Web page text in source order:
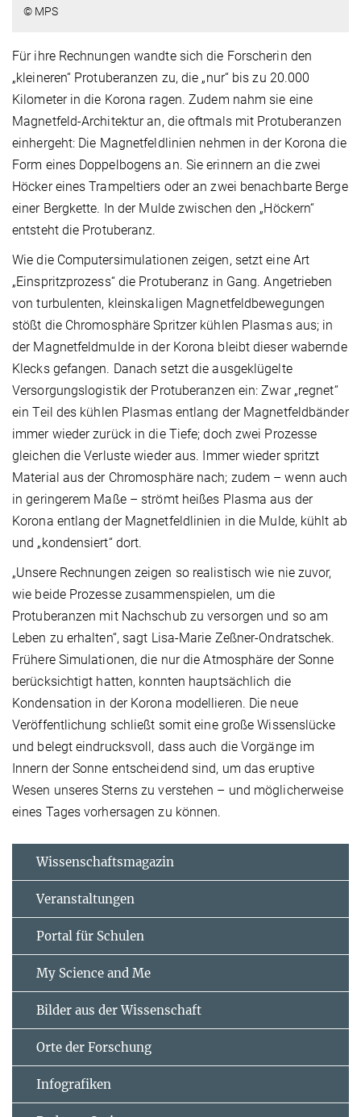
© MPS
Für ihre Rechnungen wandte sich die Forscherin den
„kleineren“ Protuberanzen zu, die „nur“ bis zu 20.000
Kilometer in die Korona ragen. Zudem nahm sie eine
Magnetfeld-Architektur an, die oftmals mit Protuberanzen
einhergeht: Die Magnetfeldlinien nehmen in der Korona die
Form eines Doppelbogens an. Sie erinnern an die zwei
Höcker eines Trampeltiers oder an zwei benachbarte Berge
einer Bergkette. In der Mulde zwischen den „Höckern“
entsteht die Protuberanz.
Wie die Computersimulationen zeigen, setzt eine Art
„Einspritzprozess“ die Protuberanz in Gang. Angetrieben
von turbulenten, kleinskaligen Magnetfeldbewegungen
stößt die Chromosphäre Spritzer kühlen Plasmas aus; in
der Magnetfeldmulde in der Korona bleibt dieser wabernde
Klecks gefangen. Danach setzt die ausgeklügelte
Versorgungslogistik der Protuberanzen ein: Zwar „regnet“
ein Teil des kühlen Plasmas entlang der Magnetfeldbänder
immer wieder zurück in die Tiefe; doch zwei Prozesse
gleichen die Verluste wieder aus. Immer wieder spritzt
Material aus der Chromosphäre nach; zudem – wenn auch
in geringerem Maße – strömt heißes Plasma aus der
Korona entlang der Magnetfeldlinien in die Mulde, kühlt ab
und „kondensiert“ dort.
„Unsere Rechnungen zeigen so realistisch wie nie zuvor,
wie beide Prozesse zusammenspielen, um die
Protuberanzen mit Nachschub zu versorgen und so am
Leben zu erhalten“, sagt Lisa-Marie Zeßner-Ondratschek.
Frühere Simulationen, die nur die Atmosphäre der Sonne
berücksichtigt hatten, konnten hauptsächlich die
Kondensation in der Korona modellieren. Die neue
Veröffentlichung schließt somit eine große Wissenslücke
und belegt eindrucksvoll, dass auch die Vorgänge im
Innern der Sonne entscheidend sind, um das eruptive
Wesen unseres Sterns zu verstehen – und möglicherweise
eines Tages vorhersagen zu können.
Wissenschaftsmagazin
Veranstaltungen
Portal für Schulen
My Science and Me
Bilder aus der Wissenschaft
Orte der Forschung
Infografiken